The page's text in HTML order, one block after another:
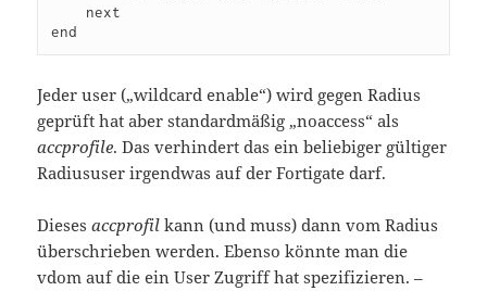
Jeder user („wildcard enable“) wird gegen Radius
geprüft hat aber standardmäßig „noaccess“ als
accprofile. Das verhindert das ein beliebiger gültiger
Radiususer irgendwas auf der Fortigate darf.
Diesesaccprofil kann (und muss) dann vom Radius
überschrieben werden. Ebenso könnte man die
vdom auf die ein User Zugriff hat spezifizieren. –